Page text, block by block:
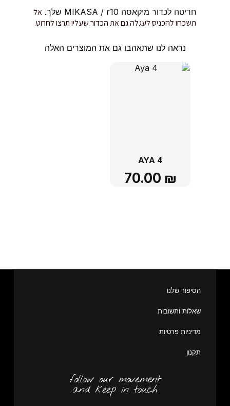
חריטה לכדור מיקאסה MIKASA / r10 שלך.
אל
תשכחו להכניס לעגלה גם את הכדור שעליו תרצו לחרוט.
נראה לנו שתאהבו גם את המוצרים האלה
AYA 4
70.00 ₪
הסיפור שלנו
שאלות ותשובות
מדיניות פרטיות
תקנון
follow our movement
and keep in touch